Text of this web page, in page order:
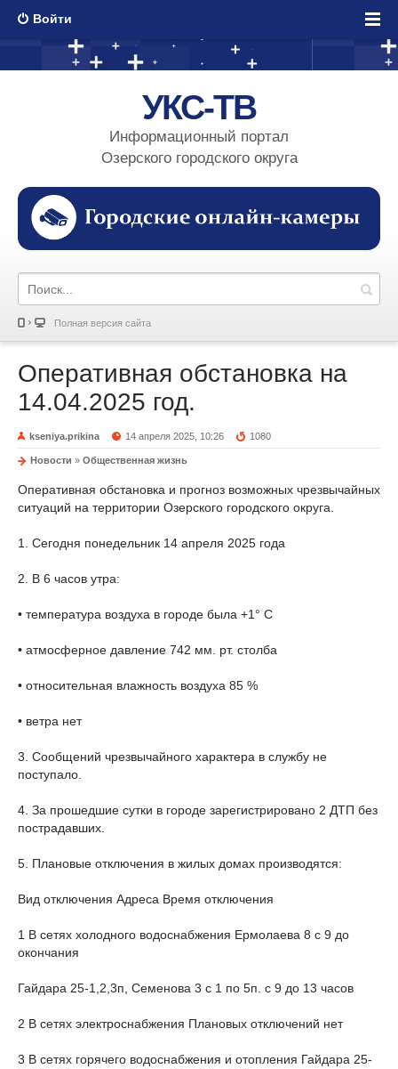
Войти
УКС-ТВ
Информационный портал
Озерского городского округа
Полная версия сайта
Оперативная обстановка на
14.04.2025 год.
kseniya.prikina 14 апреля 2025, 10:26 1080
Новости » Общественная жизнь
Оперативная обстановка и прогноз возможных чрезвычайных
ситуаций на территории Озерского городского округа.
1. Сегодня понедельник 14 апреля 2025 года
2. В 6 часов утра:
• температура воздуха в городе была +1° С
• атмосферное давление 742 мм. рт. столба
• относительная влажность воздуха 85 %
• ветра нет
3. Сообщений чрезвычайного характера в службу не
поступало.
4. За прошедшие сутки в городе зарегистрировано 2 ДТП без
пострадавших.
5. Плановые отключения в жилых домах производятся:
Вид отключения Адреса Время отключения
1 В сетях холодного водоснабжения Ермолаева 8 с 9 до
окончания
Гайдара 25-1,2,3п, Семенова 3 с 1 по 5п. с 9 до 13 часов
2 В сетях электроснабжения Плановых отключений нет
3 В сетях горячего водоснабжения и отопления Гайдара 25-